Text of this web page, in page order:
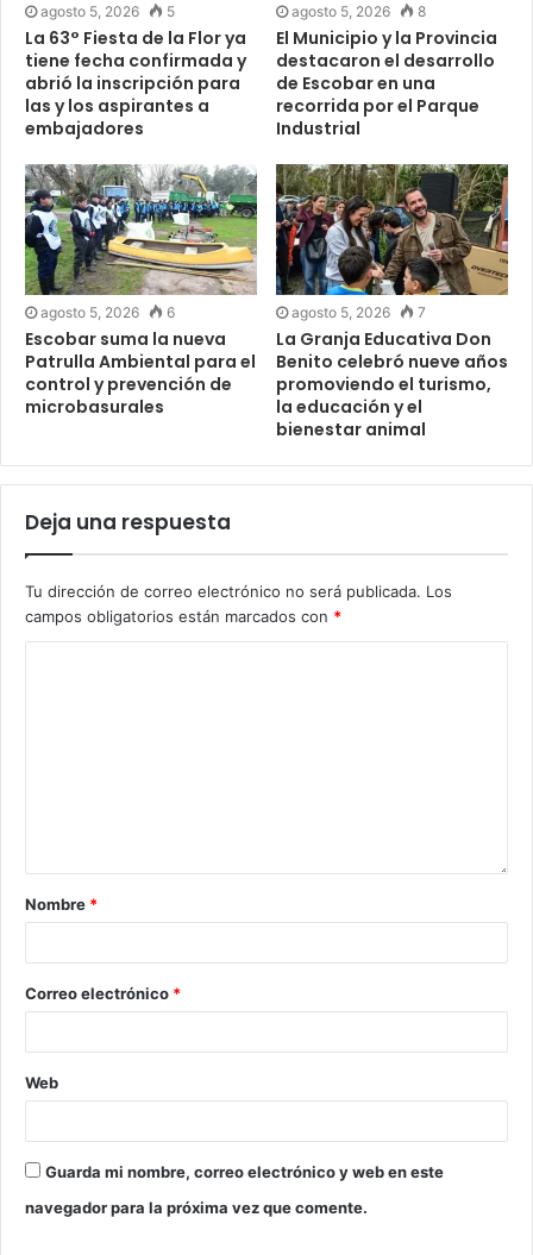
agosto 5, 2026 5
La 63° Fiesta de la Flor ya
tiene fecha confirmada y
abrió la inscripción para
las y los aspirantes a
embajadores
agosto 5, 2026 8
El Municipio y la Provincia
destacaron el desarrollo
de Escobar en una
recorrida por el Parque
Industrial
agosto 5, 2026 6
Escobar suma la nueva
Patrulla Ambiental para el
control y prevención de
microbasurales
agosto 5, 2026 7
La Granja Educativa Don
Benito celebró nueve años
promoviendo el turismo,
la educación y el
bienestar animal
Deja una respuesta
Tu dirección de correo electrónico no será publicada. Los
campos obligatorios están marcados con *
Nombre *
Correo electrónico *
Web
Guarda mi nombre, correo electrónico y web en este
navegador para la próxima vez que comente.